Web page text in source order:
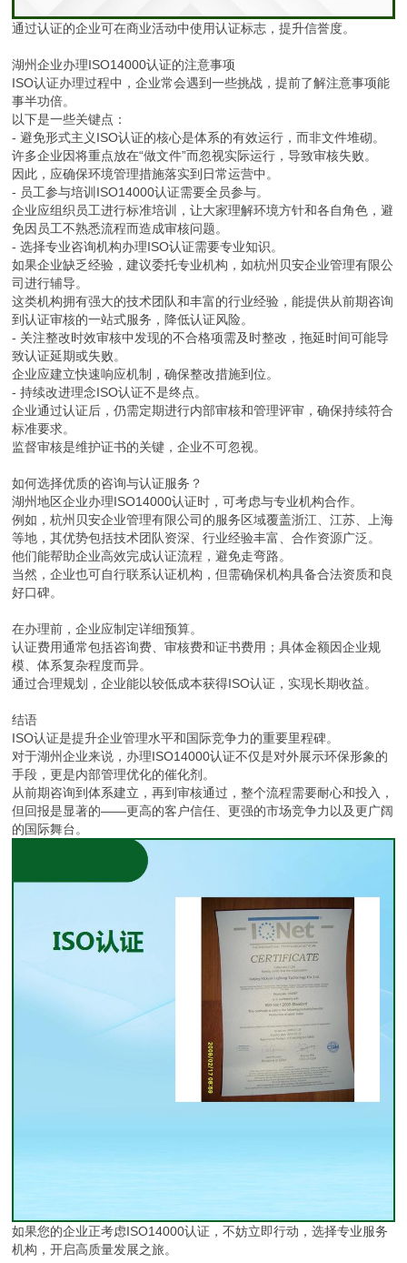
通过认证的企业可在商业活动中使用认证标志，提升信誉度。
湖州企业办理ISO14000认证的注意事项
ISO认证办理过程中，企业常会遇到一些挑战，提前了解注意事项能
事半功倍。
以下是一些关键点：
- 避免形式主义ISO认证的核心是体系的有效运行，而非文件堆砌。
许多企业因将重点放在“做文件”而忽视实际运行，导致审核失败。
因此，应确保环境管理措施落实到日常运营中。
- 员工参与培训ISO14000认证需要全员参与。
企业应组织员工进行标准培训，让大家理解环境方针和各自角色，避
免因员工不熟悉流程而造成审核问题。
- 选择专业咨询机构办理ISO认证需要专业知识。
如果企业缺乏经验，建议委托专业机构，如杭州贝安企业管理有限公
司进行辅导。
这类机构拥有强大的技术团队和丰富的行业经验，能提供从前期咨询
到认证审核的一站式服务，降低认证风险。
- 关注整改时效审核中发现的不合格项需及时整改，拖延时间可能导
致认证延期或失败。
企业应建立快速响应机制，确保整改措施到位。
- 持续改进理念ISO认证不是终点。
企业通过认证后，仍需定期进行内部审核和管理评审，确保持续符合
标准要求。
监督审核是维护证书的关键，企业不可忽视。
如何选择优质的咨询与认证服务？
湖州地区企业办理ISO14000认证时，可考虑与专业机构合作。
例如，杭州贝安企业管理有限公司的服务区域覆盖浙江、江苏、上海
等地，其优势包括技术团队资深、行业经验丰富、合作资源广泛。
他们能帮助企业高效完成认证流程，避免走弯路。
当然，企业也可自行联系认证机构，但需确保机构具备合法资质和良
好口碑。
在办理前，企业应制定详细预算。
认证费用通常包括咨询费、审核费和证书费用；具体金额因企业规
模、体系复杂程度而异。
通过合理规划，企业能以较低成本获得ISO认证，实现长期收益。
结语
ISO认证是提升企业管理水平和国际竞争力的重要里程碑。
对于湖州企业来说，办理ISO14000认证不仅是对外展示环保形象的
手段，更是内部管理优化的催化剂。
从前期咨询到体系建立，再到审核通过，整个流程需要耐心和投入，
但回报是显著的——更高的客户信任、更强的市场竞争力以及更广阔
的国际舞台。
如果您的企业正考虑ISO14000认证，不妨立即行动，选择专业服务
机构，开启高质量发展之旅。